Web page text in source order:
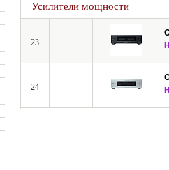
Усилители мощности
23
24